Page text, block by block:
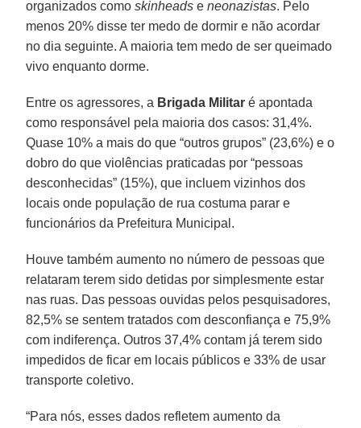
organizados comoskinheads eneonazistas. Pelo
menos 20% disse ter medo de dormir e não acordar
no dia seguinte. A maioria tem medo de ser queimado
vivo enquanto dorme.
Entre os agressores, a Brigada Militar é apontada
como responsável pela maioria dos casos: 31,4%.
Quase 10% a mais do que “outros grupos” (23,6%) e o
dobro do que violências praticadas por “pessoas
desconhecidas” (15%), que incluem vizinhos dos
locais onde população de rua costuma parar e
funcionários da Prefeitura Municipal.
Houve também aumento no número de pessoas que
relataram terem sido detidas por simplesmente estar
nas ruas. Das pessoas ouvidas pelos pesquisadores,
82,5% se sentem tratados com desconfiança e 75,9%
com indiferença. Outros 37,4% contam já terem sido
impedidos de ficar em locais públicos e 33% de usar
transporte coletivo.
“Para nós, esses dados refletem aumento da